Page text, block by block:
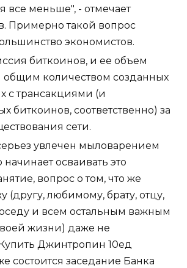
все меньше", - отмечает
Примерно такой вопрос
экономистов.
биткоинов, и ее объем
общим количеством созданных
с трансакциями (и
биткоинов, соответственно) за
сети.
увлечен мыловарением
осваивать это
вопрос о том, что же
(другу, любимому, брату, отцу,
и всем остальным важным
жизни) даже не
Джинтропин 10ед
состоится заседание Банка